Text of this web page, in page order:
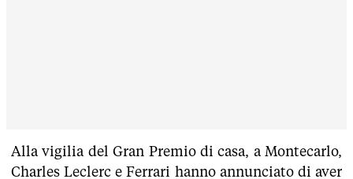
Alla vigilia del Gran Premio di casa, a Montecarlo,
Charles Leclerc e Ferrari hanno annunciato di aver